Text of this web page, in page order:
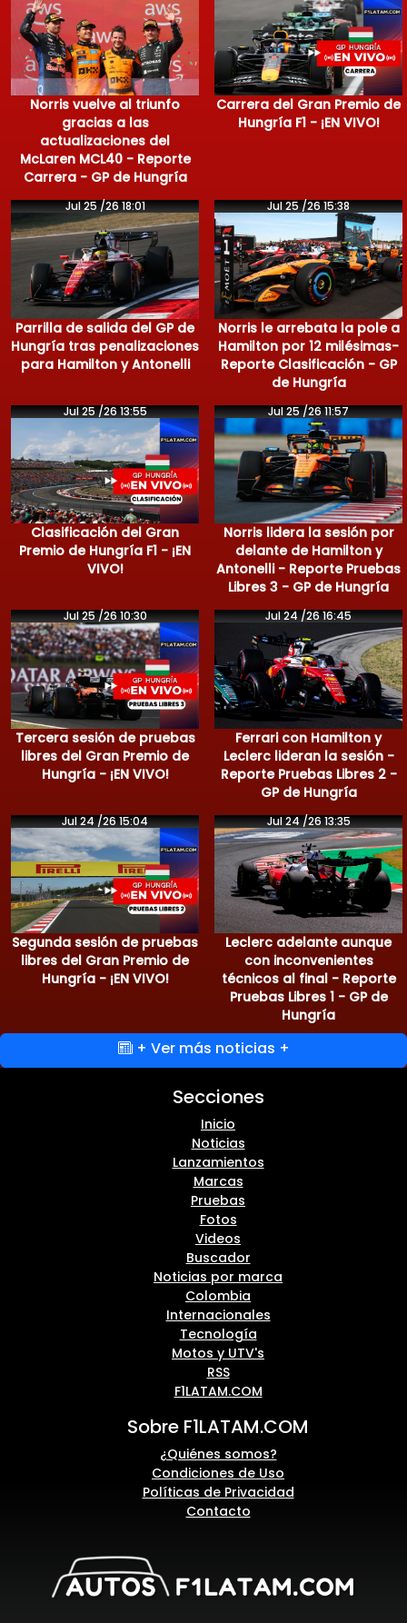
Norris vuelve al triunfo
gracias a las
actualizaciones del
McLaren MCL40 - Reporte
Carrera - GP de Hungría
Carrera del Gran Premio de
Hungría F1 - ¡EN VIVO!
Jul 25 /26 18:01
Parrilla de salida del GP de
Hungría tras penalizaciones
para Hamilton y Antonelli
Jul 25 /26 15:38
Norris le arrebata la pole a
Hamilton por 12 milésimas-
Reporte Clasificación - GP
de Hungría
Jul 25 /26 13:55
Clasificación del Gran
Premio de Hungría F1 - ¡EN
VIVO!
Jul 25 /26 11:57
Norris lidera la sesión por
delante de Hamilton y
Antonelli - Reporte Pruebas
Libres 3 - GP de Hungría
Jul 25 /26 10:30
Tercera sesión de pruebas
libres del Gran Premio de
Hungría - ¡EN VIVO!
Jul 24 /26 16:45
Ferrari con Hamilton y
Leclerc lideran la sesión -
Reporte Pruebas Libres 2 -
GP de Hungría
Jul 24 /26 15:04
Segunda sesión de pruebas
libres del Gran Premio de
Hungría - ¡EN VIVO!
Jul 24 /26 13:35
Leclerc adelante aunque
con inconvenientes
técnicos al final - Reporte
Pruebas Libres 1 - GP de
Hungría
+ Ver más noticias +
Secciones
Inicio
Noticias
Lanzamientos
Marcas
Pruebas
Fotos
Videos
Buscador
Noticias por marca
Colombia
Internacionales
Tecnología
Motos y UTV's
RSS
F1LATAM.COM
Sobre F1LATAM.COM
¿Quiénes somos?
Condiciones de Uso
Políticas de Privacidad
Contacto